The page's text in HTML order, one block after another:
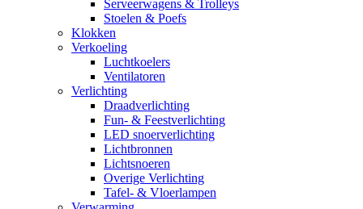
Serveerwagens & Trolleys
Stoelen & Poefs
Klokken
Verkoeling
Luchtkoelers
Ventilatoren
Verlichting
Draadverlichting
Fun- & Feestverlichting
LED snoerverlichting
Lichtbronnen
Lichtsnoeren
Overige Verlichting
Tafel- & Vloerlampen